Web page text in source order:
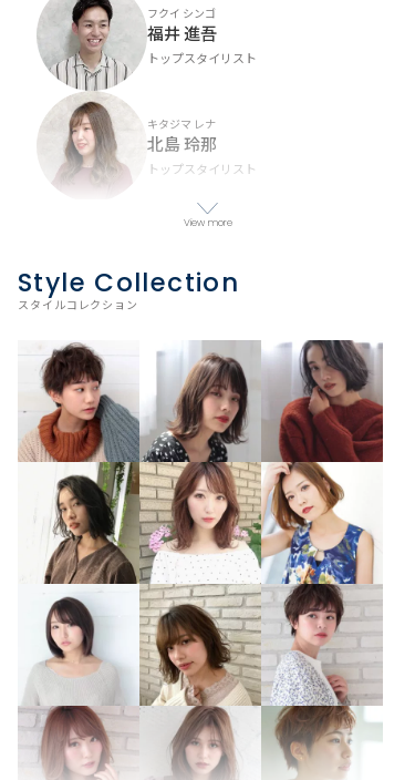
フクイ シンゴ
福井 進吾
トップスタイリスト
キタジマ レナ
北島 玲那
トップスタイリスト
スタイリスト
View more
Style Collection
スタイルコレクション